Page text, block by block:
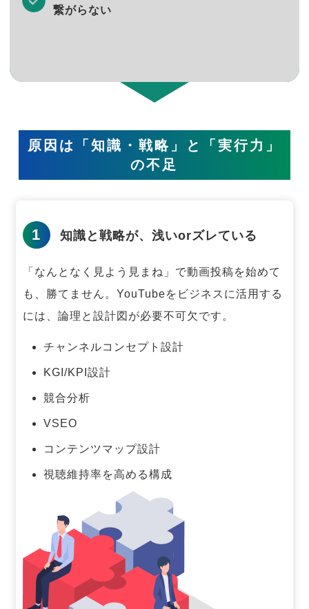
繋がらない
原因は「知識・戦略」と「実行力」
の不足
1 知識と戦略が、浅いorズレている
「なんとなく見よう見まね」で動画投稿を始めて
も、勝てません。 YouTubeをビジネスに活用する
には、論理と設計図が必要不可欠です。
チャンネルコンセプト設計
KGI/KPI設計
競合分析
VSEO
コンテンツマップ設計
視聴維持率を高める構成